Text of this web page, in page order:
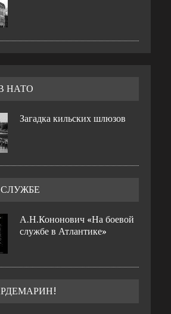
НАТО
Загадка кильских шлюзов
А.Н.Кононович «На боевой
службе в Атлантике»